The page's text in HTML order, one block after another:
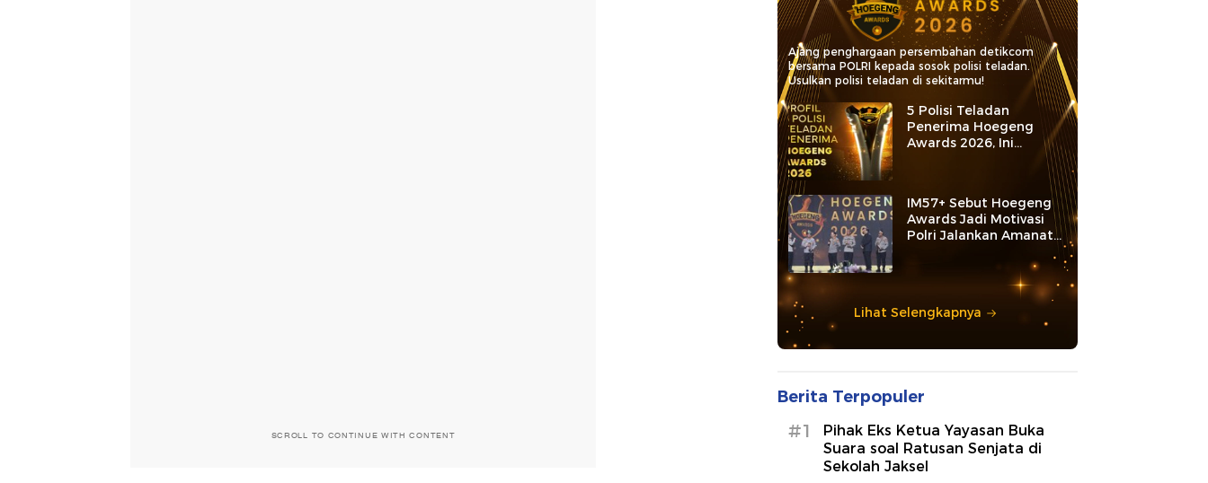
SCROLL TO CONTINUE WITH CONTENT
Ajang penghargaan persembahan detikcom
bersama POLRI kepada sosok polisi teladan.
Usulkan polisi teladan di sekitarmu!
5 Polisi Teladan
Penerima Hoegeng
Awards 2026, Ini
Kategori dan Kiprahnya
IM57+ Sebut Hoegeng
Awards Jadi Motivasi
Polri Jalankan Amanat
Lihat Selengkapnya
Berita Terpopuler
#1
Pihak Eks Ketua Yayasan Buka
Suara soal Ratusan Senjata di
Sekolah Jaksel